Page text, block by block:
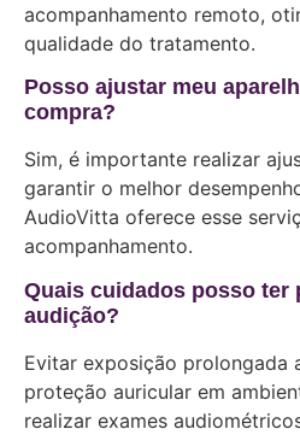
acompanhamento remoto,
qualidade do tratamento.
Posso ajustar meu
compra?
Sim, é importante realizar
garantir o melhor
AudioVitta oferece esse
acompanhamento.
Quais cuidados posso ter
audição?
Evitar exposição prolongada
proteção auricular em
realizar exames